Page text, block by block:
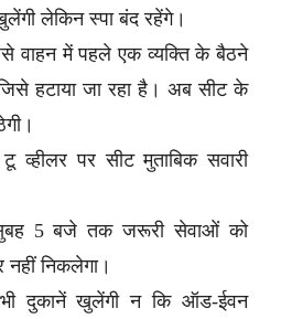
लेकिन स्पा बंद रहेंगे।
वाहन में पहले एक व्यक्ति के बैठने
हटाया जा रहा है। अब सीट के
व्हीलर पर सीट मुताबिक सवारी
5 बजे तक जरूरी सेवाओं को
नहीं निकलेगा।
दुकानें खुलेंगी न कि ऑड-ईवन